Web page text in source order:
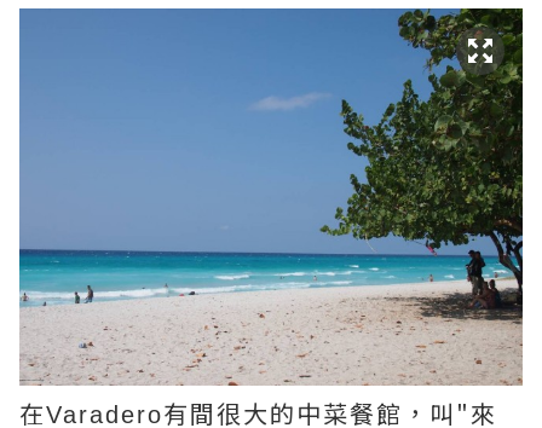
在Varadero有間很大的中菜餐館，叫"來